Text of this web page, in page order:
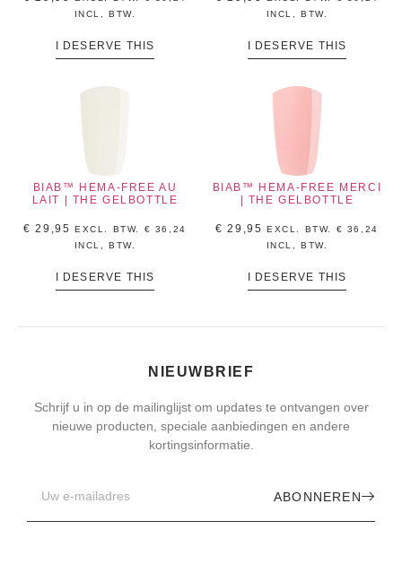
INCL, BTW.
I DESERVE THIS
INCL, BTW.
I DESERVE THIS
BIAB™ HEMA-FREE AU
LAIT | THE GELBOTTLE
€ 29,95 EXCL. BTW. € 36,24
INCL, BTW.
I DESERVE THIS
BIAB™ HEMA-FREE MERCI
| THE GELBOTTLE
€ 29,95 EXCL. BTW. € 36,24
INCL, BTW.
I DESERVE THIS
NIEUWBRIEF
Schrijf u in op de mailinglijst om updates te ontvangen over
nieuwe producten, speciale aanbiedingen en andere
kortingsinformatie.
ABONNEREN